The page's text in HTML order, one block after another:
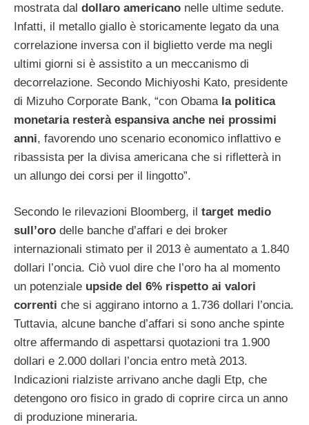
mostrata dal dollaro americano nelle ultime sedute.
Infatti, il metallo giallo è storicamente legato da una
correlazione inversa con il biglietto verde ma negli
ultimi giorni si è assistito a un meccanismo di
decorrelazione. Secondo Michiyoshi Kato, presidente
di Mizuho Corporate Bank, “con Obama la politica
monetaria resterà espansiva anche nei prossimi
anni, favorendo uno scenario economico inflattivo e
ribassista per la divisa americana che si rifletterà in
un allungo dei corsi per il lingotto”.
Secondo le rilevazioni Bloomberg, il target medio
sull’oro delle banche d’affari e dei broker
internazionali stimato per il 2013 è aumentato a 1.840
dollari l’oncia. Ciò vuol dire che l’oro ha al momento
un potenziale upside del 6% rispetto ai valori
correnti che si aggirano intorno a 1.736 dollari l’oncia.
Tuttavia, alcune banche d’affari si sono anche spinte
oltre affermando di aspettarsi quotazioni tra 1.900
dollari e 2.000 dollari l’oncia entro metà 2013.
Indicazioni rialziste arrivano anche dagli Etp, che
detengono oro fisico in grado di coprire circa un anno
di produzione mineraria.